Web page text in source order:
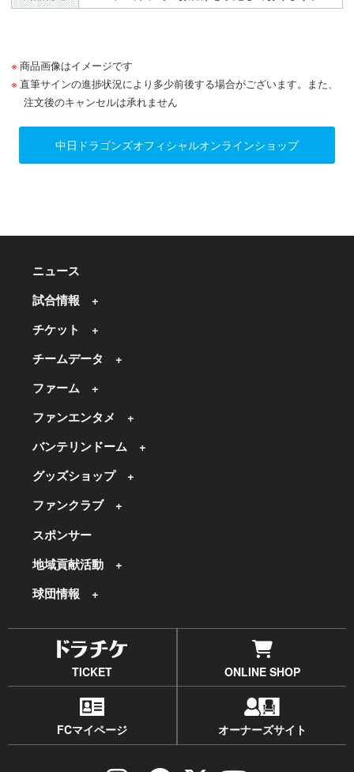
商品画像はイメージです
直筆サインの進捗状況により多少前後する場合がございます。また、
注文後のキャンセルは承れません
中日ドラゴンズオフィシャルオンラインショップ
ニュース
試合情報
チケット
チームデータ
ファーム
ファンエンタメ
バンテリンドーム
グッズショップ
ファンクラブ
スポンサー
地域貢献活動
球団情報
TICKET ONLINE SHOP
FCマイページ オーナーズサイト